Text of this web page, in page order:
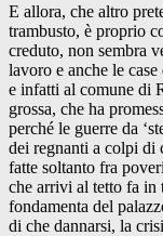
E allora, che altro
trambusto, è proprio
creduto, non sembra
lavoro e anche le
e infatti al comune di
grossa, che ha
perché le guerre da
dei regnanti a colpi di
fatte soltanto fra
che arrivi al tetto fa in
fondamenta del
di che dannarsi, la